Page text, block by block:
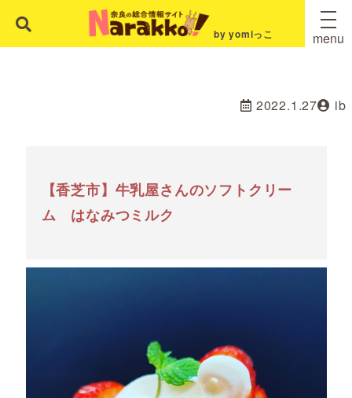
by yomiっこ menu
2022.1.27 ib
【香芝市】牛乳屋さんのソフトクリー
ム はなみつミルク